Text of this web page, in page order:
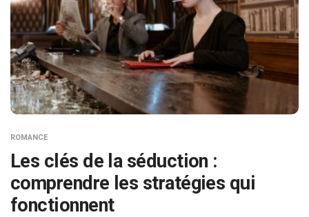
ROMANCE
Les clés de la séduction :
comprendre les stratégies qui
fonctionnent